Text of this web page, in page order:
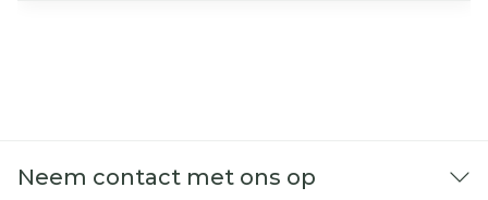
Neem contact met ons op